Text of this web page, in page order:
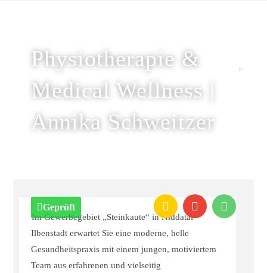
Physiotherapie &
Medical Wellness |
Annika Schweitzer
Geprüft
Im Gewerbegebiet „Steinkaute“ in Niddatal
Ilbenstadt erwartet Sie eine moderne, helle
Gesundheitspraxis mit einem jungen, motiviertem
Team aus erfahrenen und vielseitig